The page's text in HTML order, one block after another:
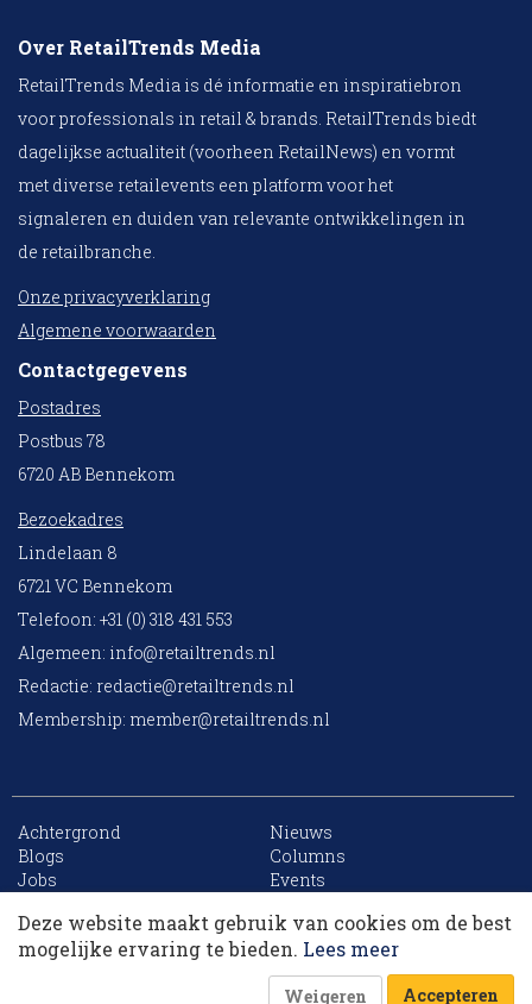
Over RetailTrends Media
RetailTrends Media is dé informatie en inspiratiebron
voor professionals in retail & brands. RetailTrends biedt
dagelijkse actualiteit (voorheen RetailNews) en vormt
met diverse retailevents een platform voor het
signaleren en duiden van relevante ontwikkelingen in
de retailbranche.
Onze privacyverklaring
Algemene voorwaarden
Contactgegevens
Postadres
Postbus 78
6720 AB Bennekom
Bezoekadres
Lindelaan 8
6721 VC Bennekom
Telefoon: +31 (0) 318 431 553
Algemeen: info@retailtrends.nl
Redactie: redactie@retailtrends.nl
Membership: member@retailtrends.nl
Achtergrond
Nieuws
Blogs
Columns
Jobs
Events
Archief
Sitemap
Deze website maakt gebruik van cookies om de best
mogelijke ervaring te bieden. Lees meer
Weigeren Accepteren
10 collega’s
Korting op events